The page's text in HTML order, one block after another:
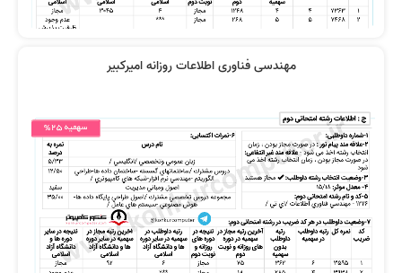
مهندسی فناوری اطلاعات روزانه امیرکبیر